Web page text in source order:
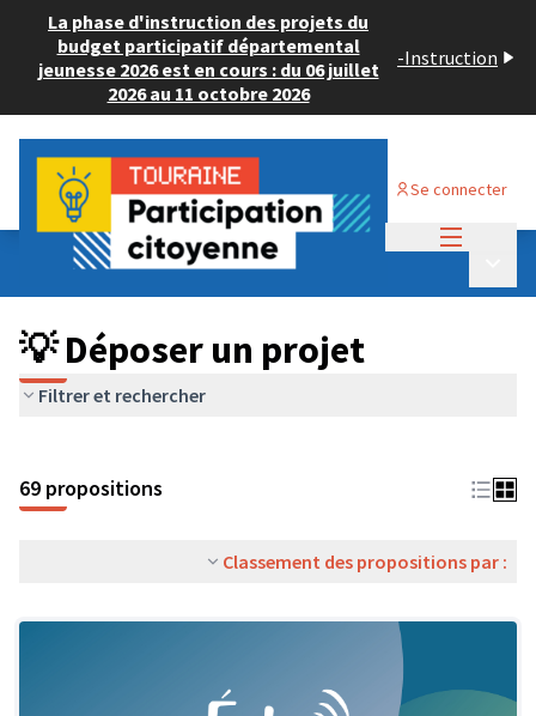
La phase d'instruction des projets du
budget participatif départemental
jeunesse 2026 est en cours : du 06 juillet
2026 au 11 octobre 2026
-Instruction
Se connecter
Budget Participatif ADULTE 2024
💡 Déposer un projet
💡 Déposer un projet
Filtrer et rechercher
69 propositions
Classement des propositions par :